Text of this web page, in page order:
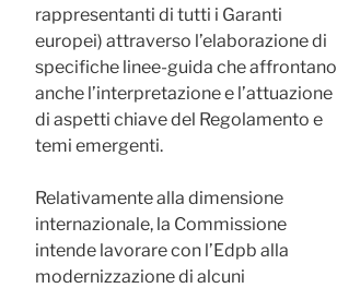
rappresentanti di tutti i Garanti
europei) attraverso l’elaborazione di
specifiche linee-guida che affrontano
anche l’interpretazione e l’attuazione
di aspetti chiave del Regolamento e
temi emergenti.
Relativamente alla dimensione
internazionale, la Commissione
intende lavorare con l’Edpb alla
modernizzazione di alcuni